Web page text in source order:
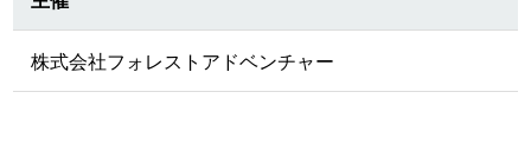
株式会社フォレストアドベンチャー